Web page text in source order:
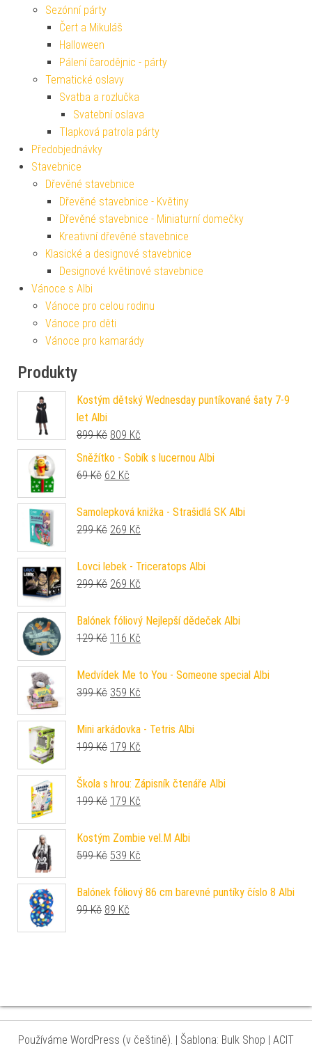
Sezónní párty
Čert a Mikuláš
Halloween
Pálení čarodějnic - párty
Tematické oslavy
Svatba a rozlučka
Svatební oslava
Tlapková patrola párty
Předobjednávky
Stavebnice
Dřevěné stavebnice
Dřevěné stavebnice - Květiny
Dřevěné stavebnice - Miniaturní domečky
Kreativní dřevěné stavebnice
Klasické a designové stavebnice
Designové květinové stavebnice
Vánoce s Albi
Vánoce pro celou rodinu
Vánoce pro děti
Vánoce pro kamarády
Produkty
Kostým dětský Wednesday puntíkované šaty 7-9
let Albi
899Kč Původní cena byla: 899 Kč.
809 Kč
Sněžítko - Sobík s lucernou Albi
69Kč Původní cena byla: 69 Kč.
62 Kč
Samolepková knižka - Strašidlá SK Albi
299Kč Původní cena byla: 299 Kč.
269 Kč
Lovci lebek - Triceratops Albi
299Kč Původní cena byla: 299 Kč.
269 Kč
Balónek fóliový Nejlepší dědeček Albi
129Kč Původní cena byla: 129 Kč.
116 Kč
Medvídek Me to You - Someone special Albi
399Kč Původní cena byla: 399 Kč.
359 Kč
Mini arkádovka - Tetris Albi
199Kč Původní cena byla: 199 Kč.
179 Kč
Škola s hrou: Zápisník čtenáře Albi
199Kč Původní cena byla: 199 Kč.
179 Kč
Kostým Zombie vel.M Albi
599Kč Původní cena byla: 599 Kč.
539 Kč
Balónek fóliový 86 cm barevné puntíky číslo 8 Albi
99Kč Původní cena byla: 99 Kč.
89 Kč
Používáme WordPress (v češtině). | Šablona: Bulk Shop | ACIT